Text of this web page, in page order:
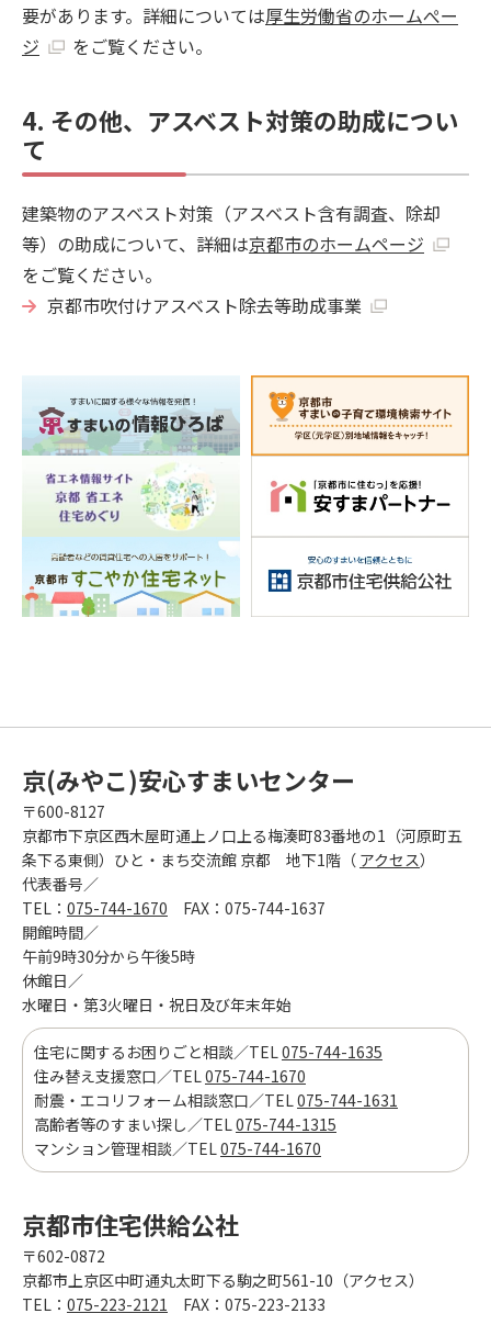
要があります。詳細については厚生労働省のホームぺー
ジ
をご覧ください。
4. その他、アスベスト対策の助成につい
て
建築物のアスベスト対策（アスベスト含有調査、除却
等）の助成について、詳細は京都市のホームページ
をご覧ください。
京都市吹付けアスベスト除去等助成事業
京(みやこ)安心すまいセンター
〒600-8127
京都市下京区西木屋町通上ノ口上る梅湊町83番地の1（河原町五
条下る東側）ひと・まち交流館 京都 地下1階（ アクセス）
代表番号／
TEL： 075-744-1670 FAX：075-744-1637
開館時間／
午前9時30分から午後5時
休館日／
水曜日・第3火曜日・祝日及び年末年始
住宅に関するお困りごと相談／TEL 075-744-1635
住み替え支援窓口／TEL 075-744-1670
耐震・エコリフォーム相談窓口／TEL 075-744-1631
高齢者等のすまい探し／TEL 075-744-1315
マンション管理相談／TEL 075-744-1670
京都市住宅供給公社
〒602-0872
京都市上京区中町通丸太町下る駒之町561-10（アクセス）
TEL： 075-223-2121 FAX：075-223-2133